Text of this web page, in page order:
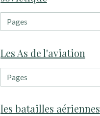
Les As de l'aviation
les batailles aériennes